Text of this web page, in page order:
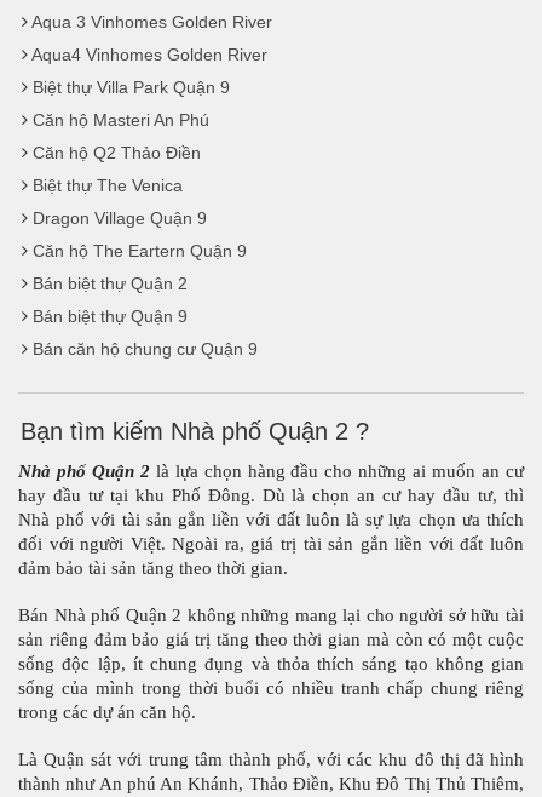
Aqua 3 Vinhomes Golden River
Aqua4 Vinhomes Golden River
Biệt thự Villa Park Quận 9
Căn hộ Masteri An Phú
Căn hộ Q2 Thảo Điền
Biệt thự The Venica
Dragon Village Quận 9
Căn hộ The Eartern Quận 9
Bán biệt thự Quận 2
Bán biệt thự Quận 9
Bán căn hộ chung cư Quận 9
Bạn tìm kiếm Nhà phố Quận 2 ?
Nhà phố Quận 2 là lựa chọn hàng đầu cho những ai muốn an cư
hay đầu tư tại khu Phố Đông. Dù là chọn an cư hay đầu tư, thì
Nhà phố với tài sản gắn liền với đất luôn là sự lựa chọn ưa thích
đối với người Việt. Ngoài ra, giá trị tài sản gắn liền với đất luôn
đảm bảo tài sản tăng theo thời gian.
Bán Nhà phố Quận 2 không những mang lại cho người sở hữu tài
sản riêng đảm bảo giá trị tăng theo thời gian mà còn có một cuộc
sống độc lập, ít chung đụng và thỏa thích sáng tạo không gian
sống của mình trong thời buổi có nhiều tranh chấp chung riêng
trong các dự án căn hộ.
Là Quận sát với trung tâm thành phố, với các khu đô thị đã hình
thành như An phú An Khánh, Thảo Điền, Khu Đô Thị Thủ Thiêm,